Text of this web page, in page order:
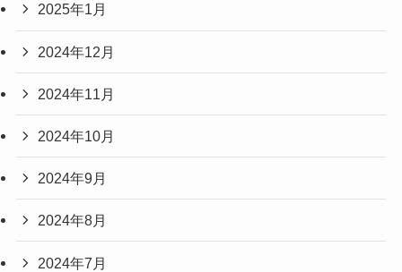
2025年1月
2024年12月
2024年11月
2024年10月
2024年9月
2024年8月
2024年7月